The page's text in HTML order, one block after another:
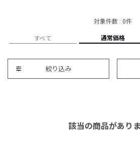
対象件数 : 0件
すべて 通常価格
絞り込み
該当の商品があり